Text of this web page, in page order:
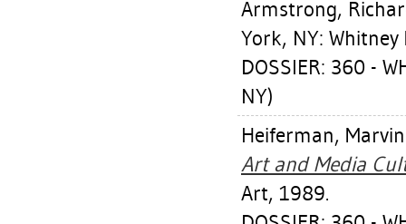
Armstrong,
York, NY:
DOSSIER: 360 -
NY)
Heiferman, Marvin
Art and Media
Art, 1989.